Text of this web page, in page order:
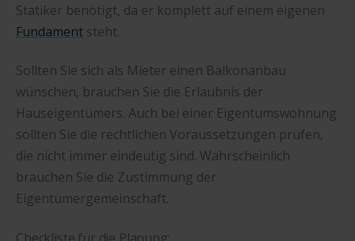
Statiker benötigt, da er komplett auf einem eigenen
Fundament steht.
Sollten Sie sich als Mieter einen Balkonanbau
wünschen, brauchen Sie die Erlaubnis der
Hauseigentümers. Auch bei einer Eigentumswohnung
sollten Sie die rechtlichen Voraussetzungen prüfen,
die nicht immer eindeutig sind. Wahrscheinlich
brauchen Sie die Zustimmung der
Eigentümergemeinschaft.